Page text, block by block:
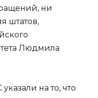
ни
штатов,
Людмила
на то, что